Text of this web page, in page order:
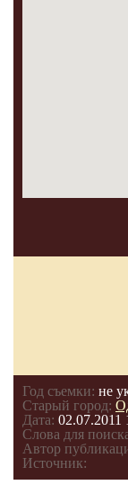
Год съемки: не
Старый город:
Дата: 02.07.2011
Слова для
Автор
Источник: